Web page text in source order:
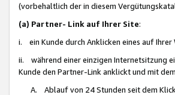
(vorbehaltlich der in diesem
(a) Partner- Link auf Ihrer Site:
i. ein Kunde durch Anklicken eines auf
ii. während einer einzigen Internetsitzung
Kunde den Partner-Link anklickt und mit
A. Ablauf von 24 Stunden seit dem